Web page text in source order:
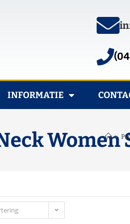
INFORMATIE
Women
>